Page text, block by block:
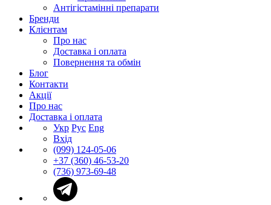
Антігістамінні препарати
Бренди
Клієнтам
Про нас
Доставка і оплата
Повернення та обмін
Блог
Контакти
Акції
Про нас
Доставка і оплата
Укр Рус Eng
Вхід
(099) 124-05-06
+37 (360) 46-53-20
(736) 973-69-48